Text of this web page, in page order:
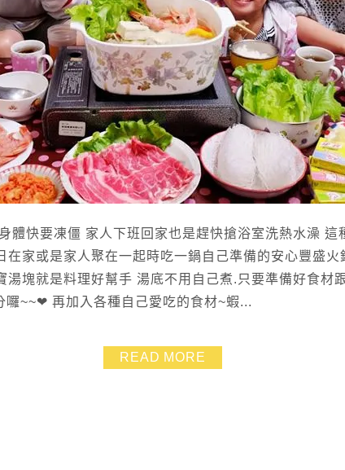
體快要凍僵 家人下班回家也是趕快搶浴室洗熱水澡 這
在家或是家人聚在一起時吃一鍋自己準備的安心豐盛
湯塊就是料理好幫手 湯底不用自己煮.只要準備好食材
囉~~❤ 再加入各種自己愛吃的食材~蝦...
READ MORE